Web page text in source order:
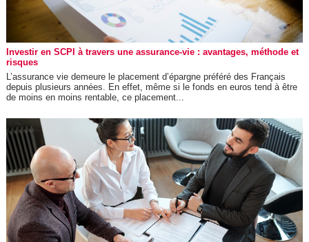
Investir en SCPI à travers une assurance-vie : avantages, méthode et
risques
L’assurance vie demeure le placement d’épargne préféré des Français
depuis plusieurs années. En effet, même si le fonds en euros tend à être
de moins en moins rentable, ce placement...